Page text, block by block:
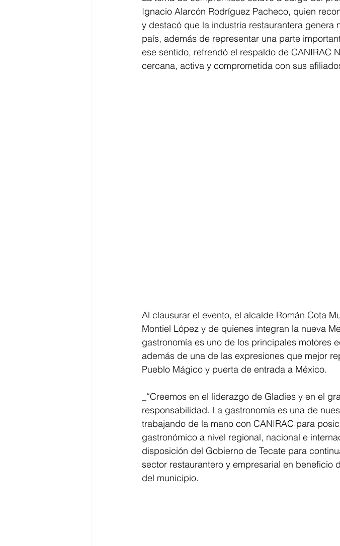
Ignacio Alarcón Rodríguez Pacheco, quien
y destacó que la industria restaurantera genera
país, además de representar una parte
ese sentido, refrendó el respaldo de CANIRAC
cercana, activa y comprometida con sus
Al clausurar el evento, el alcalde Román Cota
Montiel López y de quienes integran la nueva
gastronomía es uno de los principales motores
además de una de las expresiones que mejor
Pueblo Mágico y puerta de entrada a México.
_“Creemos en el liderazgo de Gladies y en el
responsabilidad. La gastronomía es una de
trabajando de la mano con CANIRAC para
gastronómico a nivel regional, nacional e
disposición del Gobierno de Tecate para
sector restaurantero y empresarial en beneficio
del municipio.